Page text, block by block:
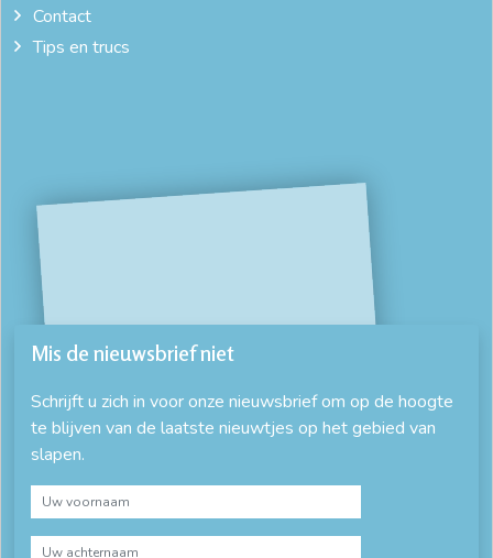
Contact
Tips en trucs
Mis de nieuwsbrief niet
Schrijft u zich in voor onze nieuwsbrief om op de hoogte
te blijven van de laatste nieuwtjes op het gebied van
slapen.